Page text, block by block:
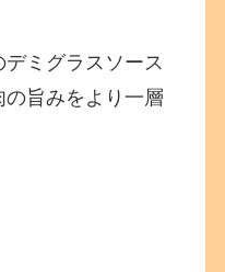
ミグラスソース
旨みをより一層